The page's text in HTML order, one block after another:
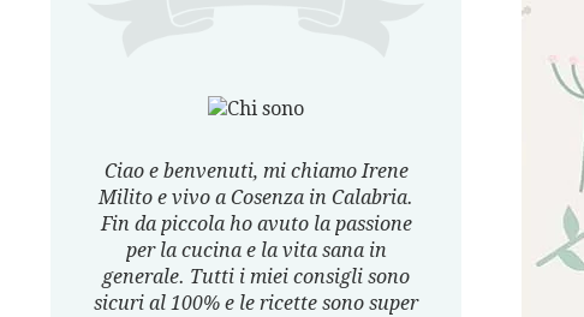
Ciao e benvenuti, mi chiamo Irene
Milito e vivo a Cosenza in Calabria.
Fin da piccola ho avuto la passione
per la cucina e la vita sana in
generale. Tutti i miei consigli sono
sicuri al 100% e le ricette sono super